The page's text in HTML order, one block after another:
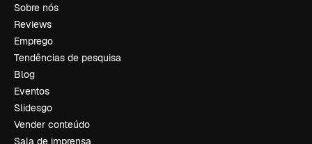
Sobre nós
Reviews
Emprego
Tendências de pesquisa
Blog
Eventos
Slidesgo
Vender conteúdo
Sala de imprensa